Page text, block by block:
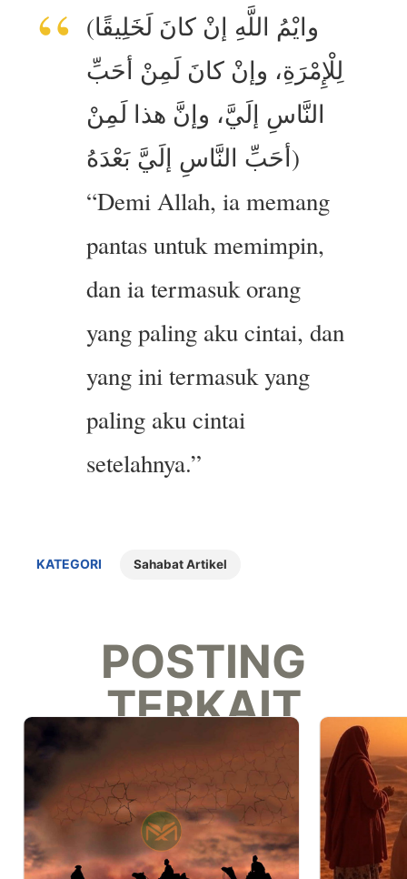
(وايْمُ اللَّهِ إنْ كانَ لَخَلِيقًا
لِلْإِمْرَةِ، وإنْ كانَ لَمِنْ أحَبِّ
النَّاسِ إلَيَّ، وإنَّ هذا لَمِنْ
أحَبِّ النَّاسِ إلَيَّ بَعْدَهُ)
“Demi Allah, ia memang
pantas untuk memimpin,
dan ia termasuk orang
yang paling aku cintai, dan
yang ini termasuk yang
paling aku cintai
setelahnya.”
KATEGORI Sahabat Artikel
POSTING
TERKAIT